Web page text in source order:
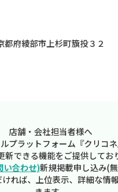
都府綾部市上杉町籏投３２
店舗・会社担当者様へ
プラットフォーム『クリコ
新できる機能をご提供してお
い合わせ)新規掲載申し込み(
れば、上位表示、詳細な情